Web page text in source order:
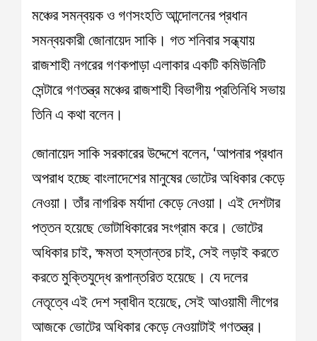
মঞ্চের সমন্বয়ক ও গণসংহতি আন্দোলনের প্রধান
সমন্বয়কারী জোনায়েদ সাকি। গত শনিবার সন্ধ্যায়
রাজশাহী নগরের গণকপাড়া এলাকার একটি কমিউনিটি
সেন্টারে গণতন্ত্র মঞ্চের রাজশাহী বিভাগীয় প্রতিনিধি সভায়
তিনি এ কথা বলেন।
জোনায়েদ সাকি সরকারের উদ্দেশে বলেন, ‘আপনার প্রধান
অপরাধ হচ্ছে বাংলাদেশের মানুষের ভোটের অধিকার কেড়ে
নেওয়া। তাঁর নাগরিক মর্যাদা কেড়ে নেওয়া। এই দেশটার
পত্তন হয়েছে ভোটাধিকারের সংগ্রাম করে। ভোটের
অধিকার চাই, ক্ষমতা হস্তান্তর চাই, সেই লড়াই করতে
করতে মুক্তিযুদ্ধে রূপান্তরিত হয়েছে। যে দলের
নেতৃত্বে এই দেশ স্বাধীন হয়েছে, সেই আওয়ামী লীগের
আজকে ভোটের অধিকার কেড়ে নেওয়াটাই গণতন্ত্র।